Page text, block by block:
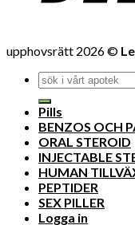
upphovsrätt 2026 ©
Pills
BENZOS OCH
ORAL STEROID
INJECTABLE
HUMAN
PEPTIDER
SEX PILLER
Logga in